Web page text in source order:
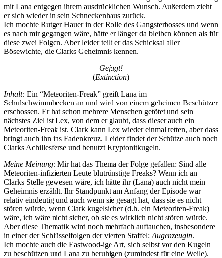
mit Lana entgegen ihrem ausdrücklichen Wunsch. Außerdem zieht
er sich wieder in sein Schneckenhaus zurück.
Ich mochte Rutger Hauer in der Rolle des Gangsterbosses und wenn
es nach mir gegangen wäre, hätte er länger da bleiben können als für
diese zwei Folgen. Aber leider teilt er das Schicksal aller
Bösewichte, die Clarks Geheimnis kennen.
Gejagt!
(Extinction)
Inhalt: Ein “Meteoriten-Freak” greift Lana im
Schulschwimmbecken an und wird von einem geheimen Beschützer
erschossen. Er hat schon mehrere Menschen getötet und sein
nächstes Ziel ist Lex, von dem er glaubt, dass dieser auch ein
Meteoriten-Freak ist. Clark kann Lex wieder einmal retten, aber dass
bringt auch ihn ins Fadenkreuz. Leider findet der Schütze auch noch
Clarks Achillesferse und benutzt Kryptonitkugeln.
Meine Meinung: Mir hat das Thema der Folge gefallen: Sind alle
Meteoriten-infizierten Leute blutrünstige Freaks? Wenn ich an
Clarks Stelle gewesen wäre, ich hätte ihr (Lana) auch nicht mein
Geheimnis erzählt. Ihr Standpunkt am Anfang der Episode war
relativ eindeutig und auch wenn sie gesagt hat, dass sie es nicht
stören würde, wenn Clark kugelsicher (d.h. ein Meteoriten-Freak)
wäre, ich wäre nicht sicher, ob sie es wirklich nicht stören würde.
Aber diese Thematik wird noch mehrfach auftauchen, insbesondere
in einer der Schlüsselfolgen der vierten Staffel: Augenzeugin.
Ich mochte auch die Eastwood-ige Art, sich selbst vor den Kugeln
zu beschützen und Lana zu beruhigen (zumindest für eine Weile).